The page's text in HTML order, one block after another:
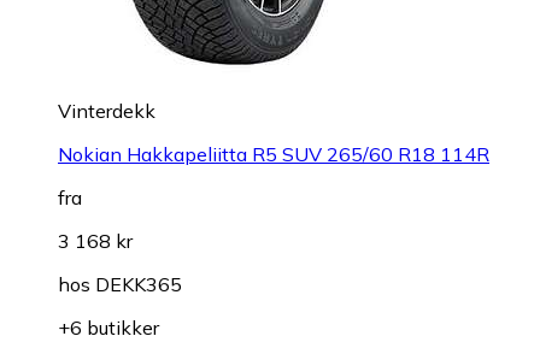
Vinterdekk
Nokian Hakkapeliitta R5 SUV 265/60 R18 114R
fra
3 168 kr
hos DEKK365
+6 butikker